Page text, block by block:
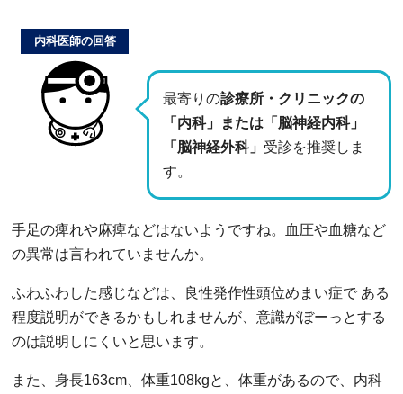
最寄りの診療所・クリニックの
「内科」または「脳神経内科」
「脳神経外科」 受診を推奨しま
す。
内科医師の回答
手足の痺れや麻痺などはないようですね。血圧や血糖など
の異常は言われていませんか。
ふわふわした感じなどは、良性発作性頭位めまい症で ある
程度説明ができるかもしれませんが、意識がぼーっとする
のは説明しにくいと思います。
また、身長163cm、体重108kgと、体重があるので、内科